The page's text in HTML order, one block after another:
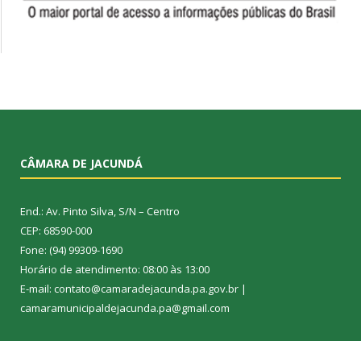
CÂMARA DE JACUNDÁ
End.: Av. Pinto Silva, S/N – Centro
CEP: 68590-000
Fone: (94) 99309-1690
Horário de atendimento: 08:00 às 13:00
E-mail: contato@camaradejacunda.pa.gov.br |
camaramunicipaldejacunda.pa@gmail.com